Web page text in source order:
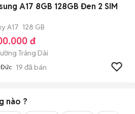
A17 8GB 128GB Đen 2 SIM
A17 128 GB
đ
Trảng Dài
19 đã bán
nào ?